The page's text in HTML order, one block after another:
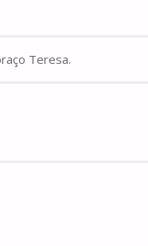
Teresa.